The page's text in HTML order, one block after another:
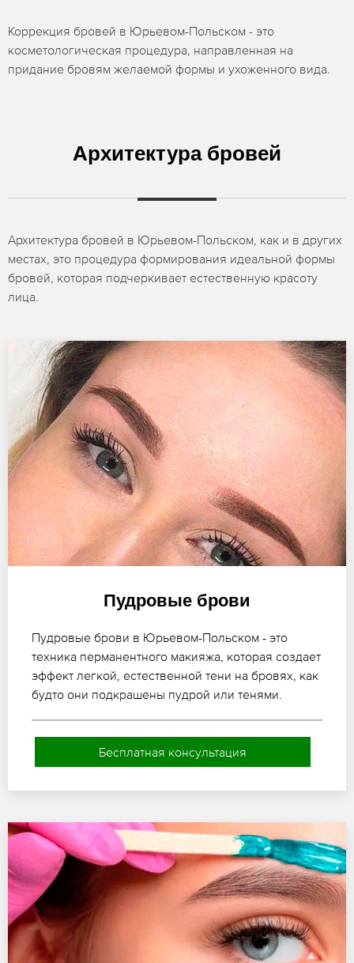
Коррекция бровей в Юрьевом-Польском - это
косметологическая процедура, направленная на
придание бровям желаемой формы и ухоженного вида.
Архитектура бровей
Архитектура бровей в Юрьевом-Польском, как и в других
местах, это процедура формирования идеальной формы
бровей, которая подчеркивает естественную красоту
лица.
Пудровые брови
Пудровые брови в Юрьевом-Польском - это
техника перманентного макияжа, которая создает
эффект легкой, естественной тени на бровях, как
будто они подкрашены пудрой или тенями.
Бесплатная консультация